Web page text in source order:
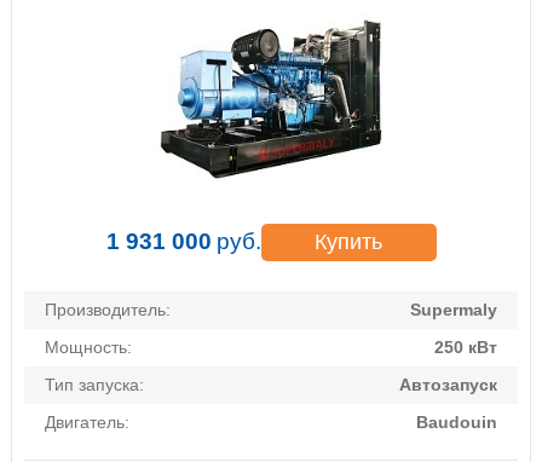
1 931 000 руб. Купить
Производитель:
Supermaly
Мощность:
250 кВт
Тип запуска:
Автозапуск
Двигатель:
Baudouin